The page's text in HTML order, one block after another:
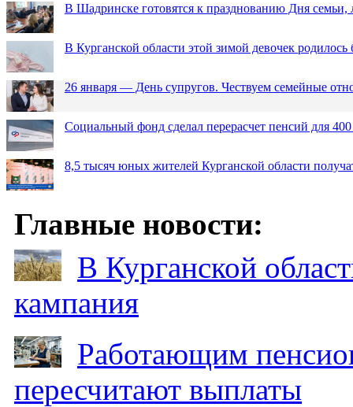
В Шадринске готовятся к празднованию Дня семьи,
В Курганской области этой зимой девочек
26 января — День супругов. Чествуем семейные
Социальный фонд сделал перерасчет пенсий для
8,5 тысяч юных жителей Курганской области
Главные новости:
В Курганской
кампания
Работающим
пересчитают выплаты